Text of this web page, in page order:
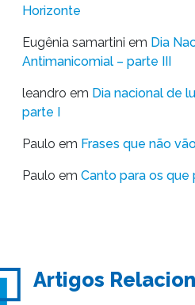
Horizonte
Eugênia samartini em Dia
Antimanicomial – parte III
leandro em Dia nacional de
parte I
Paulo em Frases que não
Paulo em Canto para os que
Artigos